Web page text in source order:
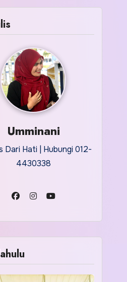
Umminani
Dari Hati | Hubungi 012-
4430338